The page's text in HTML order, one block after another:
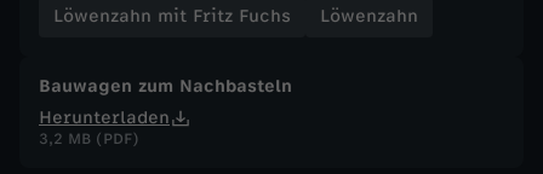
i
t
z
Löwenzahn mit Fritz Fuchs Löwenzahn
Bauwagen zum Nachbasteln
Herunterladen
3,2 MB (PDF)